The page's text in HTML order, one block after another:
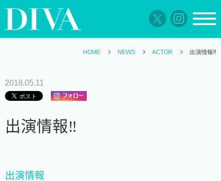
HOME NEWS ACTOR 出演情報‼️
2018.05.11
出演情報‼️
出演情報